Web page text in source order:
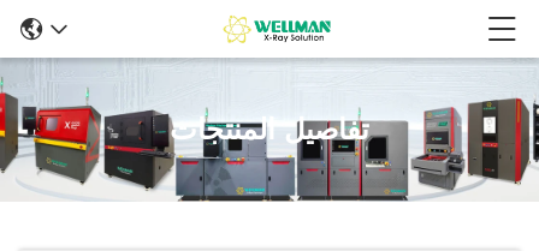
تفاصيل المنتجات